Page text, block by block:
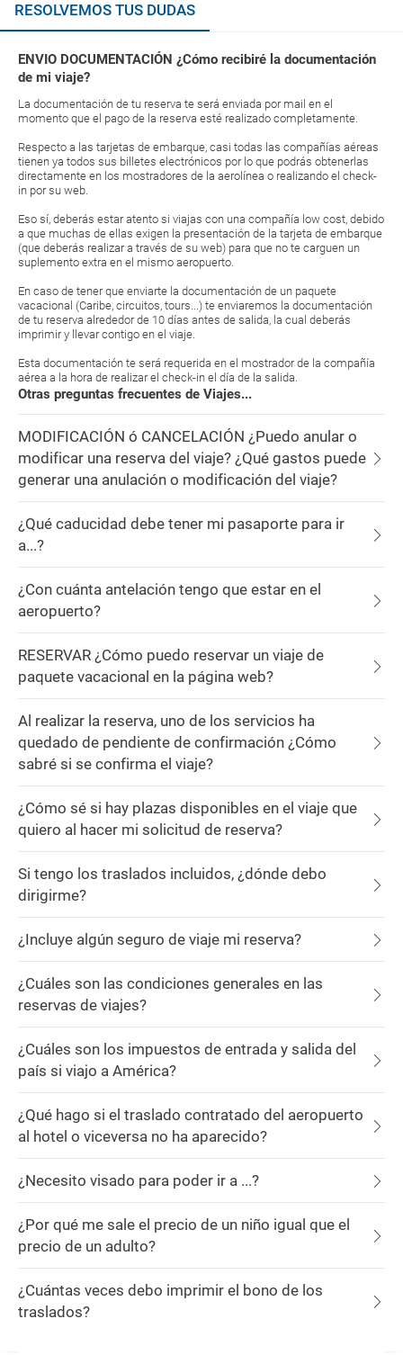
RESOLVEMOS TUS DUDAS
ENVIO DOCUMENTACIÓN ¿Cómo recibiré la documentación
de mi viaje?
La documentación de tu reserva te será enviada por mail en el
momento que el pago de la reserva esté realizado completamente.
Respecto a las tarjetas de embarque, casi todas las compañías aéreas
tienen ya todos sus billetes electrónicos por lo que podrás obtenerlas
directamente en los mostradores de la aerolínea o realizando el check-
in por su web.
Eso sí, deberás estar atento si viajas con una compañía low cost, debido
a que muchas de ellas exigen la presentación de la tarjeta de embarque
(que deberás realizar a través de su web) para que no te carguen un
suplemento extra en el mismo aeropuerto.
En caso de tener que enviarte la documentación de un paquete
vacacional (Caribe, circuitos, tours...) te enviaremos la documentación
de tu reserva alrededor de 10 días antes de salida, la cual deberás
imprimir y llevar contigo en el viaje.
Esta documentación te será requerida en el mostrador de la compañía
aérea a la hora de realizar el check-in el día de la salida.
Otras preguntas frecuentes de Viajes...
MODIFICACIÓN ó CANCELACIÓN ¿Puedo anular o
modificar una reserva del viaje? ¿Qué gastos puede
generar una anulación o modificación del viaje?
¿Qué caducidad debe tener mi pasaporte para ir
a...?
¿Con cuánta antelación tengo que estar en el
aeropuerto?
RESERVAR ¿Cómo puedo reservar un viaje de
paquete vacacional en la página web?
Al realizar la reserva, uno de los servicios ha
quedado de pendiente de confirmación ¿Cómo
sabré si se confirma el viaje?
¿Cómo sé si hay plazas disponibles en el viaje que
quiero al hacer mi solicitud de reserva?
Si tengo los traslados incluidos, ¿dónde debo
dirigirme?
¿Incluye algún seguro de viaje mi reserva?
¿Cuáles son las condiciones generales en las
reservas de viajes?
¿Cuáles son los impuestos de entrada y salida del
país si viajo a América?
¿Qué hago si el traslado contratado del aeropuerto
al hotel o viceversa no ha aparecido?
¿Necesito visado para poder ir a ...?
¿Por qué me sale el precio de un niño igual que el
precio de un adulto?
¿Cuántas veces debo imprimir el bono de los
traslados?